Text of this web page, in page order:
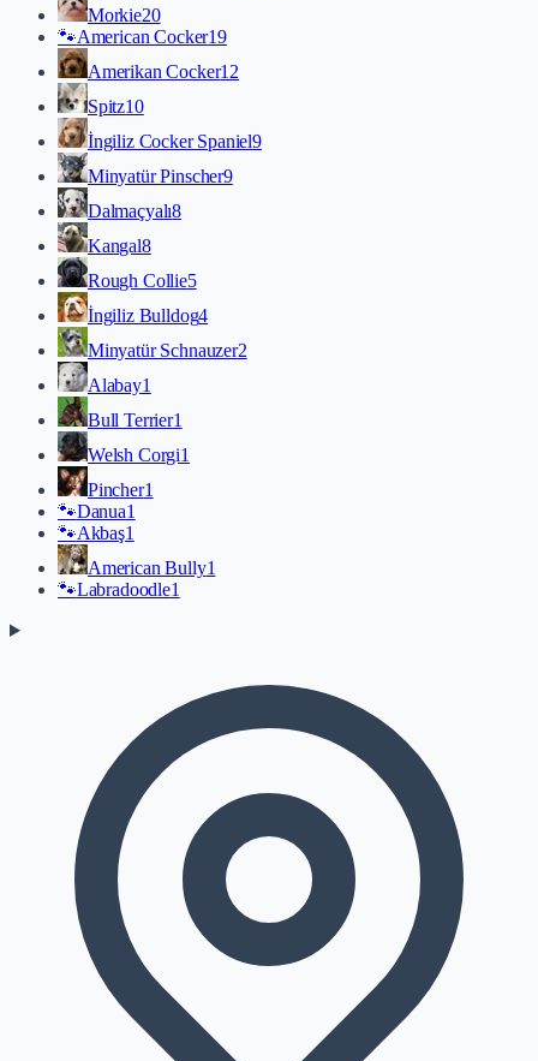
Morkie20
🐾American Cocker19
Amerikan Cocker12
Spitz10
İngiliz Cocker Spaniel9
Minyatür Pinscher9
Dalmaçyalı8
Kangal8
Rough Collie5
İngiliz Bulldog4
Minyatür Schnauzer2
Alabay1
Bull Terrier1
Welsh Corgi1
Pincher1
🐾Danua1
🐾Akbaş1
American Bully1
🐾Labradoodle1